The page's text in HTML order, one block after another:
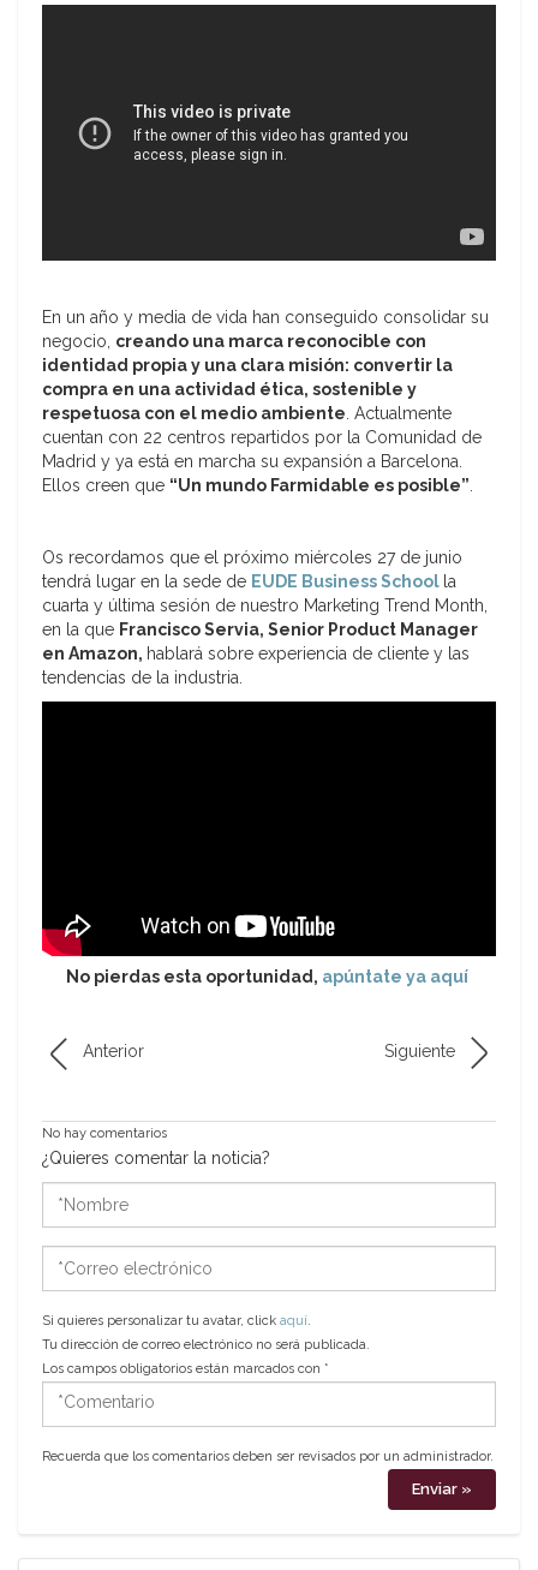
En un año y media de vida han conseguido consolidar su
negocio, creando una marca reconocible con
identidad propia y una clara misión: convertir la
compra en una actividad ética, sostenible y
respetuosa con el medio ambiente . Actualmente
cuentan con 22 centros repartidos por la Comunidad de
Madrid y ya está en marcha su expansión a Barcelona.
Ellos creen que “Un mundo Farmidable es posible”
Os recordamos que el próximo miércoles 27 de junio
tendrá lugar en la sede de EUDE Business School la
cuarta y última sesión de nuestro Marketing Trend Month,
en la que Francisco Servia, Senior Product Manager
en Amazon, hablará sobre experiencia de cliente y las
tendencias de la industria.
No pierdas esta oportunidad, apúntate ya aquí
Anterior Siguiente
No hay comentarios
¿Quieres comentar la noticia?
*Nombre
*Correo
electrónico
Si quieres personalizar tu avatar, click aquí.
Tu dirección de correo electrónico no será publicada.
Los campos obligatorios están marcados con *
*Comentario
Recuerda que los comentarios deben ser revisados por un administrador.